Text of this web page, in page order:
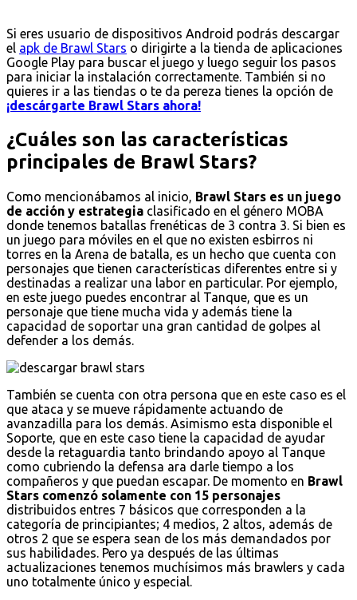
Si eres usuario de dispositivos Android podrás descargar
el apk de Brawl Stars o dirigirte a la tienda de aplicaciones
Google Play para buscar el juego y luego seguir los pasos
para iniciar la instalación correctamente. También si no
quieres ir a las tiendas o te da pereza tienes la opción de
¡descárgarte Brawl Stars ahora!
¿Cuáles son las características
principales de Brawl Stars?
Como mencionábamos al inicio, Brawl Stars es un juego
de acción y estrategia clasificado en el género MOBA
donde tenemos batallas frenéticas de 3 contra 3. Si bien es
un juego para móviles en el que no existen esbirros ni
torres en la Arena de batalla, es un hecho que cuenta con
personajes que tienen características diferentes entre si y
destinadas a realizar una labor en particular. Por ejemplo,
en este juego puedes encontrar al Tanque, que es un
personaje que tiene mucha vida y además tiene la
capacidad de soportar una gran cantidad de golpes al
defender a los demás.
También se cuenta con otra persona que en este caso es el
que ataca y se mueve rápidamente actuando de
avanzadilla para los demás. Asimismo esta disponible el
Soporte, que en este caso tiene la capacidad de ayudar
desde la retaguardia tanto brindando apoyo al Tanque
como cubriendo la defensa ara darle tiempo a los
compañeros y que puedan escapar. De momento en Brawl
Stars comenzó solamente con 15 personajes
distribuidos entres 7 básicos que corresponden a la
categoría de principiantes; 4 medios, 2 altos, además de
otros 2 que se espera sean de los más demandados por
sus habilidades. Pero ya después de las últimas
actualizaciones tenemos muchísimos más brawlers y cada
uno totalmente único y especial.